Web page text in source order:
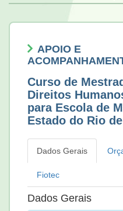
APOIO E
Curso de
Direitos
para Escola de
Estado do Rio
Dados Gerais
Fiotec
Dados Gerais